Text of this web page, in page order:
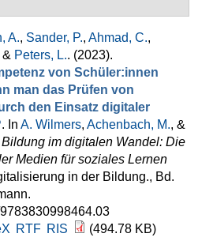
A., Sander, P., Ahmad, C.,
& Peters, L.. (2023).
von Schüler:innen
man das Prüfen von
den Einsatz digitaler
. In A. Wilmers, Achenbach, M., &
Bildung im digitalen Wandel: Die
Medien für soziales Lernen
in der Bildung., Bd.
RTF RIS (494.78 KB)